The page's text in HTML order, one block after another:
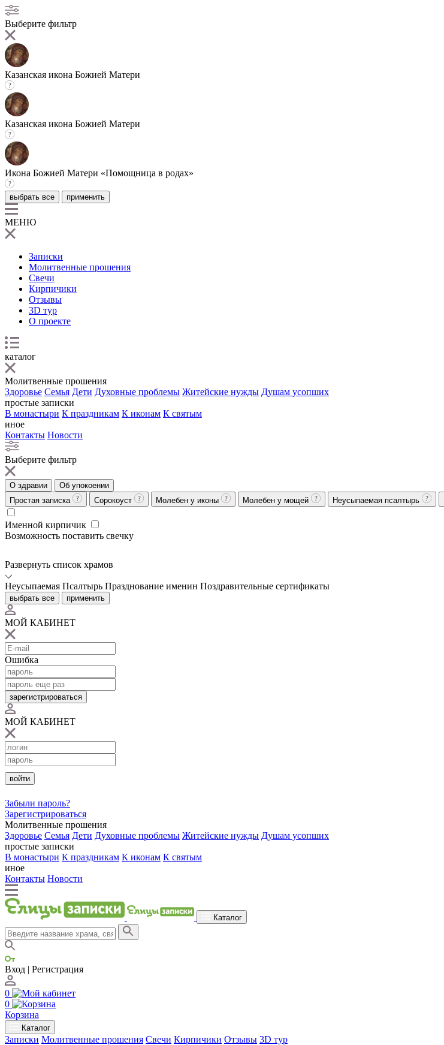
Выберите фильтр
Казанская икона Божией Матери
Казанская икона Божией Матери
Икона Божией Матери «Помощница в родах»
выбрать все применить
МЕНЮ
Записки
Молитвенные прошения
Свечи
Кирпичики
Отзывы
3D тур
О проекте
каталог
Молитвенные прошения
Здоровье Семья Дети Духовные проблемы Житейские нужды Душам усопших
простые записки
В монастыри К праздникам К иконам К святым
иное
Контакты Новости
Выберите фильтр
О здравии
Об упокоении
Простая записка
Сорокоуст Молебен у иконы Молебен у мощей Неусыпаемая псалтырь
Именной кирпичик
Возможность поставить свечку
Развернуть список храмов
Неусыпаемая Псалтырь Празднование именин Поздравительные сертификаты
выбрать все применить
МОЙ КАБИНЕТ
Ошибка
зарегистрироваться
МОЙ КАБИНЕТ
войти
Забыли пароль?
Зарегистрироваться
Молитвенные прошения
Здоровье Семья Дети Духовные проблемы Житейские нужды Душам усопших
простые записки
В монастыри К праздникам К иконам К святым
иное
Контакты Новости
Каталог
Вход | Регистрация
0
0
Корзина
Каталог
Записки Молитвенные прошения Свечи Кирпичики Отзывы 3D тур